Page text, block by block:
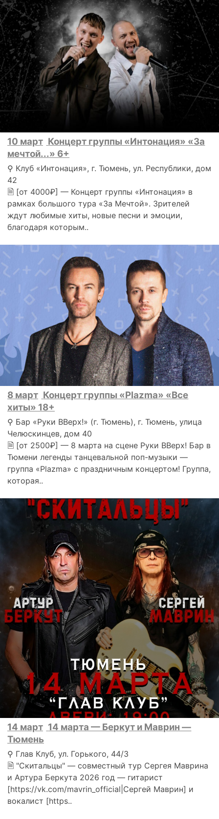
10 март Концерт группы «Интонация» «За
мечтой...» 6+
⚲ Клуб «Интонация», г. Тюмень, ул. Республики, дом
42
🗎 [от 4000₽] — Концерт группы «Интонация» в
рамках большого тура «За Мечтой». Зрителей
ждут любимые хиты, новые песни и эмоции,
благодаря которым..
8 март Концерт группы «Plazma» «Все
хиты» 18+
⚲ Бар «Руки ВВерх!» (г. Тюмень), г. Тюмень, улица
Челюскинцев, дом 40
🗎 [от 2500₽] — 8 марта на сцене Руки ВВерх! Бар в
Тюмени легенды танцевальной поп-музыки —
группа «Plazma» с праздничным концертом! Группа,
которая..
14 март 14 марта — Беркут и Маврин —
Тюмень
⚲ Глав Клуб, ул. Горького, 44/3
🗎 "Скитальцы" — совместный тур Сергея Маврина
и Артура Беркута 2026 год — гитарист
[https://vk.com/mavrin_official|Сергей Маврин] и
вокалист [https..